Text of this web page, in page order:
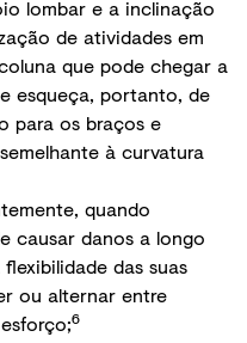
lombar e a inclinação
de atividades em
que pode chegar a
esqueça, portanto, de
para os braços e
à curvatura
quando
causar danos a longo
das suas
ou alternar entre
6